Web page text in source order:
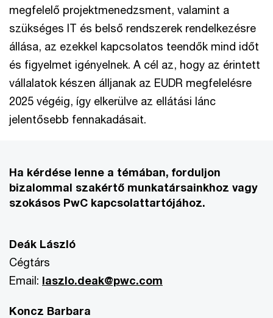
megfelelő projektmenedzsment, valamint a
szükséges IT és belső rendszerek rendelkezésre
állása, az ezekkel kapcsolatos teendők mind időt
és figyelmet igényelnek. A cél az, hogy az érintett
vállalatok készen álljanak az EUDR megfelelésre
2025 végéig, így elkerülve az ellátási lánc
jelentősebb fennakadásait.
Ha kérdése lenne a témában, forduljon
bizalommal szakértő munkatársainkhoz vagy
szokásos PwC kapcsolattartójához.
Deák László
Cégtárs
Email: laszlo.deak@pwc.com
Koncz Barbara